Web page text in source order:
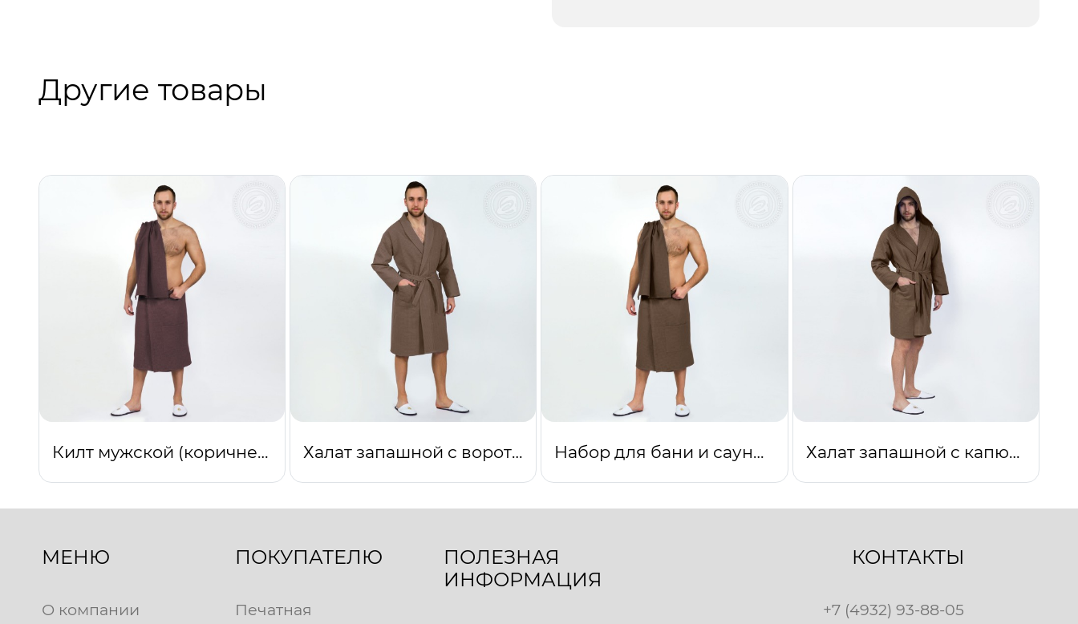
Другие товары
Килт мужской (коричневый) Халат запашной с воротником (коричневый) Набор для бани и сауны мужской коричневый Халат запашной с капюшоном (коричневый)
МЕНЮ
О компании
ПОКУПАТЕЛЮ
Печатная
ПОЛЕЗНАЯ
ИНФОРМАЦИЯ
КОНТАКТЫ
+7 (4932) 93-88-05